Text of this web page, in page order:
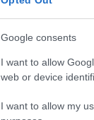
Google consents
I want to allow
web or device
I want to allow my